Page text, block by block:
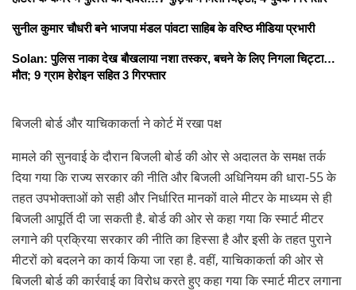
सुनील कुमार चौधरी बने भाजपा मंडल पांवटा साहिब के वरिष्ठ मीडिया प्रभारी
Solan: पुलिस नाका देख बौखलाया नशा तस्कर, बचने के लिए निगला चिट्टा…
मौत; 9 ग्राम हेरोइन सहित 3 गिरफ्तार
बिजली बोर्ड और याचिकाकर्ता ने कोर्ट में रखा पक्ष
मामले की सुनवाई के दौरान बिजली बोर्ड की ओर से अदालत के समक्ष तर्क
दिया गया कि राज्य सरकार की नीति और बिजली अधिनियम की धारा-55 के
तहत उपभोक्ताओं को सही और निर्धारित मानकों वाले मीटर के माध्यम से ही
बिजली आपूर्ति दी जा सकती है. बोर्ड की ओर से कहा गया कि स्मार्ट मीटर
लगाने की प्रक्रिया सरकार की नीति का हिस्सा है और इसी के तहत पुराने
मीटरों को बदलने का कार्य किया जा रहा है. वहीं, याचिकाकर्ता की ओर से
बिजली बोर्ड की कार्रवाई का विरोध करते हुए कहा गया कि स्मार्ट मीटर लगाना